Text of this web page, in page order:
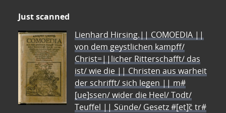
Just scanned
Lienhard Hirsing.|| COMOEDIA ||
von dem geystlichen kampff/
Christ=||licher Ritterschafft/ das
ist/ wie die || Christen aus warheit
der schrifft/ sich legen || m#
[ue]ssen/ wider die Heel/ Todt/
Teuffel || Sünde/ Gesetz #[et]c̃ tr#